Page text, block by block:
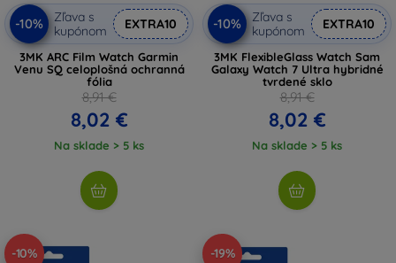
-10%
Zľava s
kupónom
EXTRA10
3MK ARC Film Watch Garmin
Venu SQ celoplošná ochranná
fólia
8,91 €
8,02 €
Na sklade > 5 ks
-10%
Zľava s
kupónom
EXTRA10
3MK FlexibleGlass Watch Sam
Galaxy Watch 7 Ultra hybridné
tvrdené sklo
8,91 €
8,02 €
Na sklade > 5 ks
-10% -19%